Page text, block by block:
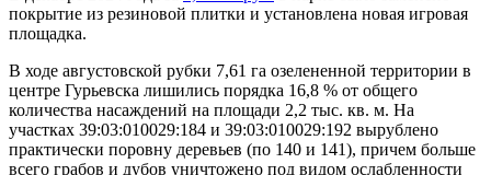
покрытие из резиновой плитки и установлена новая игровая
площадка.
В ходе августовской рубки 7,61 га озелененной территории в
центре Гурьевска лишились порядка 16,8 % от общего
количества насаждений на площади 2,2 тыс. кв. м. На
участках 39:03:010029:184 и 39:03:010029:192 вырублено
практически поровну деревьев (по 140 и 141), причем больше
всего грабов и дубов уничтожено под видом ослабленности